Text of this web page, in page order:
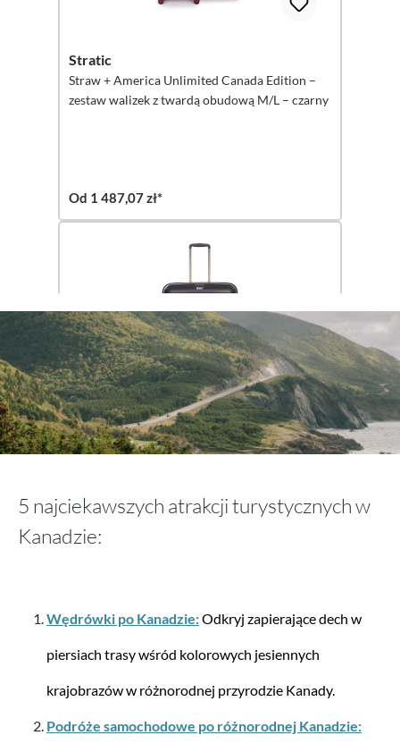
Stratic
Straw + America Unlimited Canada Edition –
zestaw walizek z twardą obudową M/L – czarny
Od 1 487,07 zł*
Stratic
Straw + – walizka z twardą obudową L (75 cm)
5 najciekawszych atrakcji turystycznych w
Kanadzie:
Wędrówki po Kanadzie:Odkryj zapierające dech w
piersiach trasy wśród kolorowych jesiennych
krajobrazów w różnorodnej przyrodzie Kanady.
Podróże samochodowe po różnorodnej Kanadzie: